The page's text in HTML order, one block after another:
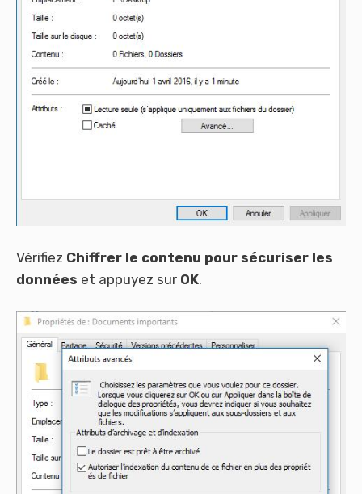
Vérifiez Chiffrer le contenu pour sécuriser les
données et appuyez sur OK.